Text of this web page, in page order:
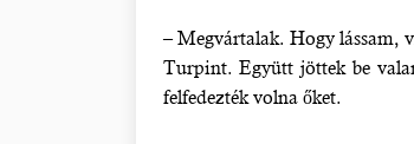
– Megvártalak. Hogy lássam,
Turpint. Együtt jöttek be
felfedezték volna őket.